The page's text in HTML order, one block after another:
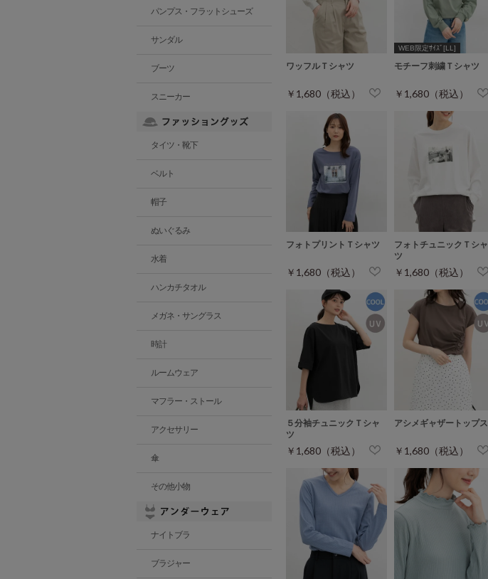
ワッフルＴシャツ
￥1,680（税込）
WEB限定ｻｲｽﾞ[LL]
モチーフ刺繍Ｔシャツ
￥1,680（税込）
フォトプリントＴシャツ
￥1,680（税込）
フォトチュニックＴシャ
ツ
￥1,680（税込）
５分袖チュニックＴシャ
ツ
￥1,680（税込）
アシメギャザートップス
￥1,680（税込）
パンプス・フラットシューズ
サンダル
ブーツ
スニーカー
タイツ・靴下
ベルト
帽子
ぬいぐるみ
水着
ハンカチタオル
メガネ・サングラス
時計
ルームウェア
マフラー・ストール
アクセサリー
傘
その他小物
ナイトブラ
ブラジャー